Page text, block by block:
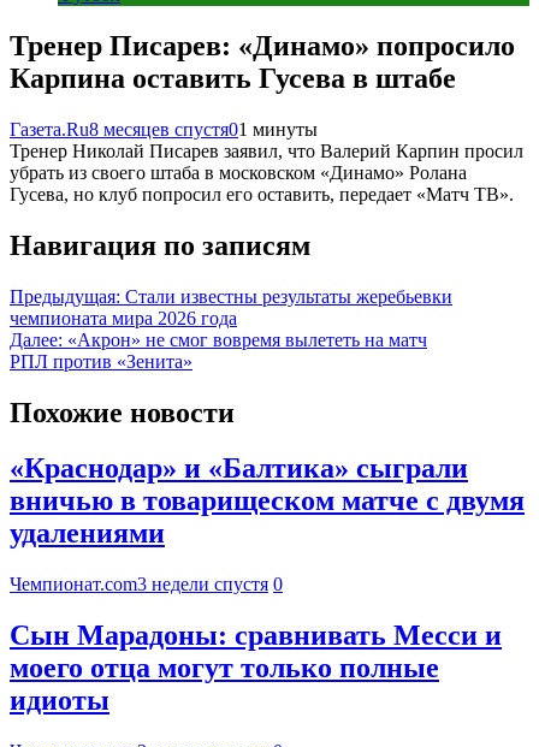
Тренер Писарев: «Динамо» попросило
Карпина оставить Гусева в штабе
Газета.Ru8 месяцев спустя01 минуты
Тренер Николай Писарев заявил, что Валерий Карпин просил
убрать из своего штаба в московском «Динамо» Ролана
Гусева, но клуб попросил его оставить, передает «Матч ТВ».
Навигация по записям
Предыдущая: Стали известны результаты жеребьевки
чемпионата мира 2026 года
Далее: «Акрон» не смог вовремя вылететь на матч
РПЛ против «Зенита»
Похожие новости
«Краснодар» и «Балтика» сыграли
вничью в товарищеском матче с двумя
удалениями
Чемпионат.com3 недели спустя 0
Сын Марадоны: сравнивать Месси и
моего отца могут только полные
идиоты